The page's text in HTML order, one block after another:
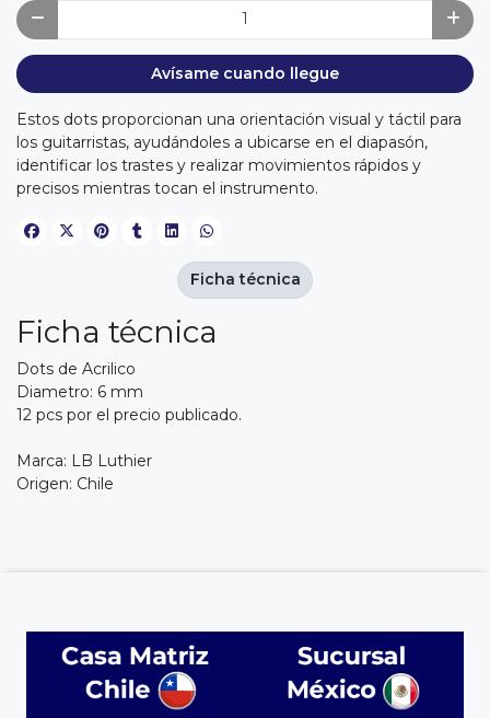
Avísame cuando llegue
Estos dots proporcionan una orientación visual y táctil para
los guitarristas, ayudándoles a ubicarse en el diapasón,
identificar los trastes y realizar movimientos rápidos y
precisos mientras tocan el instrumento.
Ficha técnica
Dots de Acrilico
Diametro: 6 mm
12 pcs por el precio publicado.
Marca: LB Luthier
Origen: Chile
Ficha técnica